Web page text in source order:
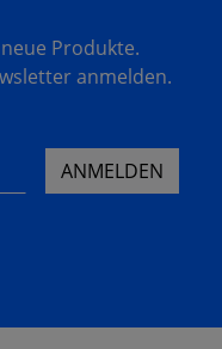
Produkte.
anmelden.
ANMELDEN